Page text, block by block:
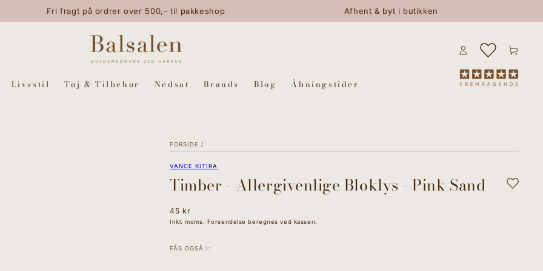
Fri fragt på ordrer over 500,- til pakkeshop Afhent & byt i butikken
Livsstil Tøj & Tilbehør Nedsat Brands Blog Åbningstider
ind
Kurv
FORSIDE /
VANCE KITIRA
Timber - Allergivenlige Bloklys - Pink Sand
Normal
pris
45 kr
Inkl. moms. Forsendelse beregnes ved kassen.
FÅS OGSÅ I: